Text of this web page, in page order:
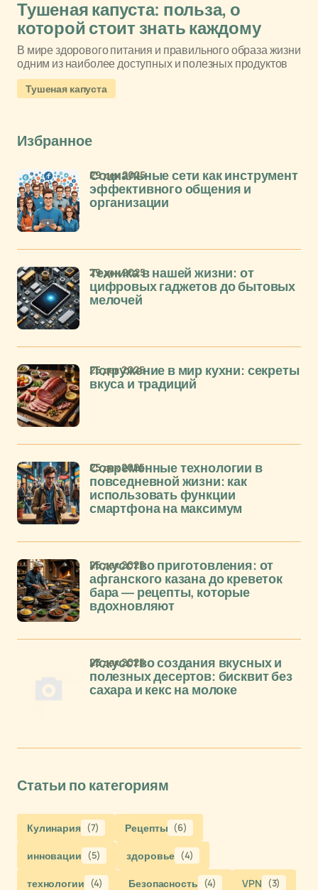
Тушеная капуста: польза, о
которой стоит знать каждому
В мире здорового питания и правильного образа жизни
одним из наиболее доступных и полезных продуктов
Тушеная капуста
Избранное
Социальные сети как инструмент
эффективного общения и
организации
29 дек 2025
Техника в нашей жизни: от
цифровых гаджетов до бытовых
мелочей
29 дек 2025
Погружение в мир кухни: секреты
вкуса и традиций
25 дек 2025
Современные технологии в
повседневной жизни: как
использовать функции
смартфона на максимум
25 дек 2025
Искусство приготовления: от
афганского казана до креветок
бара — рецепты, которые
вдохновляют
25 дек 2025
Искусство создания вкусных и
полезных десертов: бисквит без
сахара и кекс на молоке
23 дек 2025
Статьи по категориям
Кулинария (7) Рецепты (6)
инновации (5) здоровье (4)
технологии (4) Безопасность (4) VPN (3)